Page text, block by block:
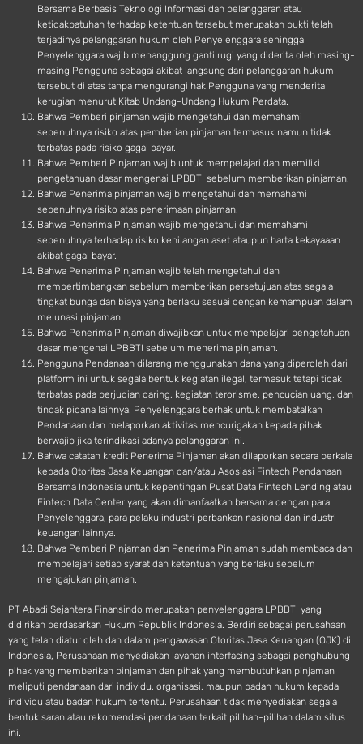
Bersama Berbasis Teknologi Informasi dan pelanggaran atau
ketidakpatuhan terhadap ketentuan tersebut merupakan bukti telah
terjadinya pelanggaran hukum oleh Penyelenggara sehingga
Penyelenggara wajib menanggung ganti rugi yang diderita oleh masing-
masing Pengguna sebagai akibat langsung dari pelanggaran hukum
tersebut di atas tanpa mengurangi hak Pengguna yang menderita
kerugian menurut Kitab Undang-Undang Hukum Perdata.
Bahwa Pemberi pinjaman wajib mengetahui dan memahami
sepenuhnya risiko atas pemberian pinjaman termasuk namun tidak
terbatas pada risiko gagal bayar.
Bahwa Pemberi Pinjaman wajib untuk mempelajari dan memiliki
pengetahuan dasar mengenai LPBBTI sebelum memberikan pinjaman.
Bahwa Penerima pinjaman wajib mengetahui dan memahami
sepenuhnya risiko atas penerimaan pinjaman.
Bahwa Penerima Pinjaman wajib mengetahui dan memahami
sepenuhnya terhadap risiko kehilangan aset ataupun harta kekayaaan
akibat gagal bayar.
Bahwa Penerima Pinjaman wajib telah mengetahui dan
mempertimbangkan sebelum memberikan persetujuan atas segala
tingkat bunga dan biaya yang berlaku sesuai dengan kemampuan dalam
melunasi pinjaman.
Bahwa Penerima Pinjaman diwajibkan untuk mempelajari pengetahuan
dasar mengenai LPBBTI sebelum menerima pinjaman.
Pengguna Pendanaan dilarang menggunakan dana yang diperoleh dari
platform ini untuk segala bentuk kegiatan ilegal, termasuk tetapi tidak
terbatas pada perjudian daring, kegiatan terorisme, pencucian uang, dan
tindak pidana lainnya. Penyelenggara berhak untuk membatalkan
Pendanaan dan melaporkan aktivitas mencurigakan kepada pihak
berwajib jika terindikasi adanya pelanggaran ini.
Bahwa catatan kredit Penerima Pinjaman akan dilaporkan secara berkala
kepada Otoritas Jasa Keuangan dan/atau Asosiasi Fintech Pendanaan
Bersama Indonesia untuk kepentingan Pusat Data Fintech Lending atau
Fintech Data Center yang akan dimanfaatkan bersama dengan para
Penyelenggara, para pelaku industri perbankan nasional dan industri
keuangan lainnya.
Bahwa Pemberi Pinjaman dan Penerima Pinjaman sudah membaca dan
mempelajari setiap syarat dan ketentuan yang berlaku sebelum
mengajukan pinjaman.
PT Abadi Sejahtera Finansindo merupakan penyelenggara LPBBTI yang
didirikan berdasarkan Hukum Republik Indonesia. Berdiri sebagai perusahaan
yang telah diatur oleh dan dalam pengawasan Otoritas Jasa Keuangan (OJK) di
Indonesia, Perusahaan menyediakan layanan interfacing sebagai penghubung
pihak yang memberikan pinjaman dan pihak yang membutuhkan pinjaman
meliputi pendanaan dari individu, organisasi, maupun badan hukum kepada
individu atau badan hukum tertentu. Perusahaan tidak menyediakan segala
bentuk saran atau rekomendasi pendanaan terkait pilihan-pilihan dalam situs
ini.